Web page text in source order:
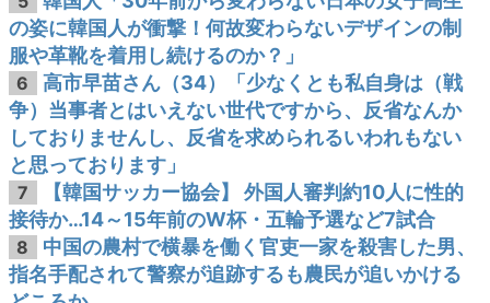
の姿に韓国人が衝撃！何故変わらないデザインの制
服や革靴を着用し続けるのか？」
6
高市早苗さん（34）「少なくとも私自身は（戦
争）当事者とはいえない世代ですから、反省なんか
しておりませんし、反省を求められるいわれもない
と思っております」
7
【韓国サッカー協会】 外国人審判約10人に性的
接待か…14～15年前のW杯・五輪予選など7試合
8
中国の農村で横暴を働く官吏一家を殺害した男、
指名手配されて警察が追跡するも農民が追いかける